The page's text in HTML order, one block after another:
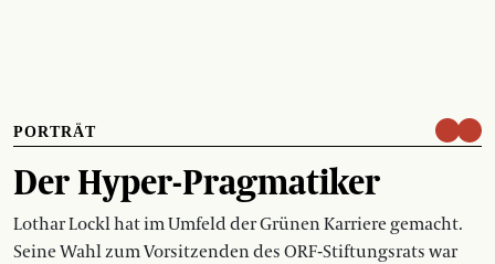
PORTRÄT
Der Hyper-Pragmatiker
Lothar Lockl hat im Umfeld der Grünen Karriere gemacht.
Seine Wahl zum Vorsitzenden des ORF-Stiftungsrats war